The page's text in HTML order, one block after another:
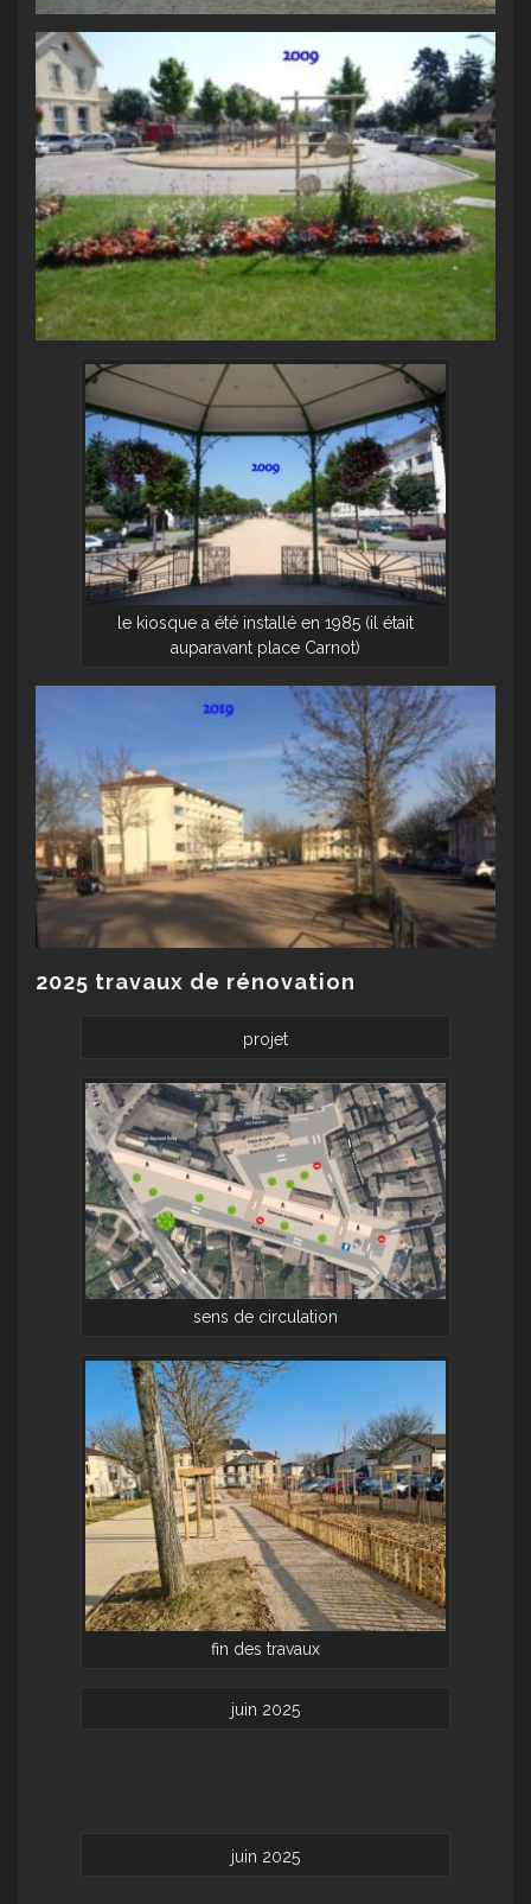
le kiosque a été installé en 1985 (il était
auparavant place Carnot)
2025 travaux de rénovation
projet
sens de circulation
fin des travaux
juin 2025
juin 2025